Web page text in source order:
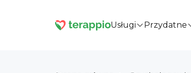
Usługi Przydatne